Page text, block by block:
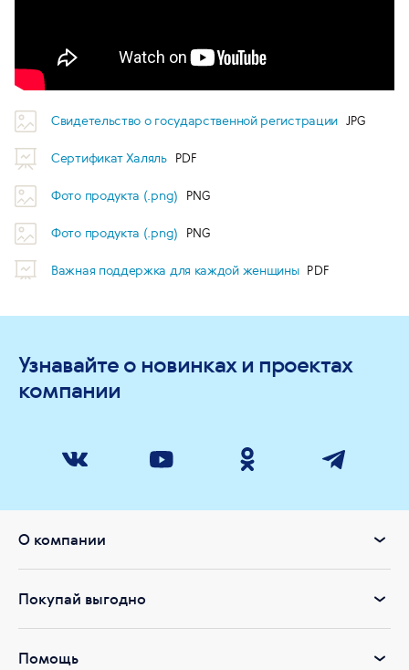
Свидетельство о государственной регистрации
Сертификат Халяль
Фото продукта (.png)
Фото продукта (.png)
Важная поддержка для каждой женщины
Узнавайте о новинках и проектах
компании
О компании
Покупай выгодно
Помощь